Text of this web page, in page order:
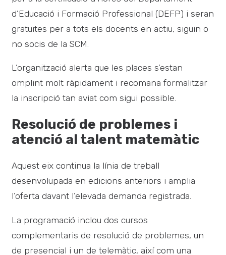
d’Educació i Formació Professional (DEFP) i seran
gratuïtes per a tots els docents en actiu, siguin o
no socis de la SCM.
L’organització alerta que les places s’estan
omplint molt ràpidament i recomana formalitzar
la inscripció tan aviat com sigui possible.
Resolució de problemes i
atenció al talent matemàtic
Aquest eix continua la línia de treball
desenvolupada en edicions anteriors i amplia
l’oferta davant l’elevada demanda registrada.
La programació inclou dos cursos
complementaris de resolució de problemes, un
de presencial i un de telemàtic, així com una